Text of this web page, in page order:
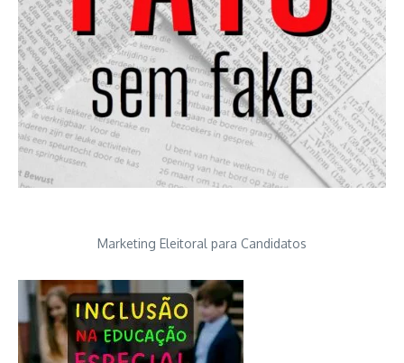
Marketing Eleitoral para Candidatos